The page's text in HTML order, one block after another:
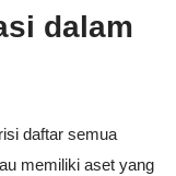
dalam
daftar semua
memiliki aset yang